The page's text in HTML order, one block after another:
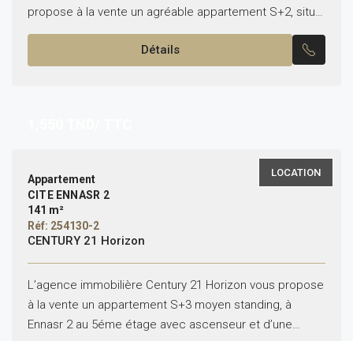
propose à la vente un agréable appartement S+2, situé
au rez-de-chaussée dans un quartier...
Détails
LOCATION
Appartement
CITE ENNASR 2
141 m²
Réf: 254130-2
CENTURY 21 Horizon
L’agence immobilière Century 21 Horizon vous propose
à la vente un appartement S+3 moyen standing, à
Ennasr 2 au 5éme étage avec ascenseur et d’une